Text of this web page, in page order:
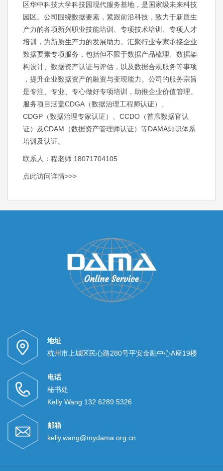
区华中科技大学科技园现代服务基地，是国家级未来科技
园区。公司围绕数据要素，紧跟前沿科技，致力于新质生
产力的各项新兴职业技能培训、专项技术培训、专项人才
培训，为新质生产力的发展助力。汇聚行业专家承接企业
数据要素专项服务，包括但不限于数据产品梳理、数据架
构设计、数据资产认证与评估，以及数据合规服务等事项
，提升企业数据资产的融资与变现能力。公司的服务宗旨
是专注、专业、专心做好专项培训，助推企业价值管理。
服务项目涵盖CDGA（数据治理工程师认证）、
CDGP（数据治理专家认证）、CCDO（首席数据官认
证）及CDAM（数据资产管理师认证）等DAMA知识体系
培训及认证。
联系人：程老师 18071704105
点此访问详情>>>
地址
杭州市上城区民心路280号平安金融中心A座19楼
电话
秘书处
Kelly Wang 132 6289 5326
邮箱
kelly.wang@mydama.org.cn